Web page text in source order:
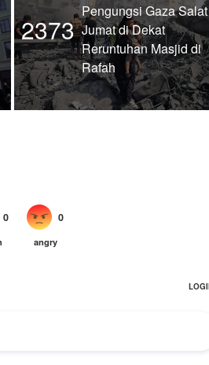
2373
Pengungsi Gaza Salat
Jumat di Dekat
Reruntuhan Masjid di
Rafah